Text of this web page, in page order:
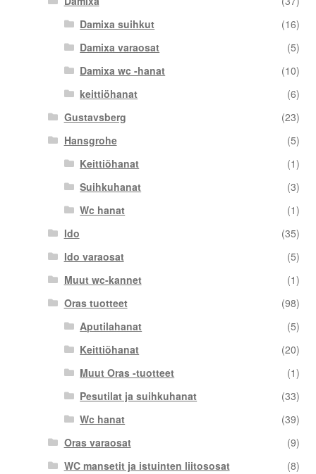
Damixa suihkut
(16)
Damixa varaosat
(5)
Damixa wc -hanat
(10)
keittiöhanat
(6)
Gustavsberg
(23)
Hansgrohe
(5)
Keittiöhanat
(1)
Suihkuhanat
(3)
Wc hanat
(1)
Ido
(35)
Ido varaosat
(5)
Muut wc-kannet
(1)
Oras tuotteet
(98)
Aputilahanat
(5)
Keittiöhanat
(20)
Muut Oras -tuotteet
(1)
Pesutilat ja suihkuhanat
(33)
Wc hanat
(39)
Oras varaosat
(9)
WC mansetit ja istuinten liitososat
(8)